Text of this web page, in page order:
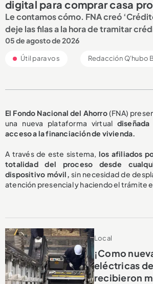
digital para comprar casa
Le contamos cómo. FNA creó
deje las filas a la hora de tramitar
05 de agosto de 2026
Útil para vos Redacción Q'hubo
El Fondo Nacional del Ahorro(FNA)
una nueva plataforma virtual
acceso a la financiación de vivienda.
A través de este sistema, los afiliados
totalidad del proceso desde
dispositivo móvil, sin necesidad de
atención presencial y haciendo el trámite
Local
¡Como
eléctricas de
recibieron